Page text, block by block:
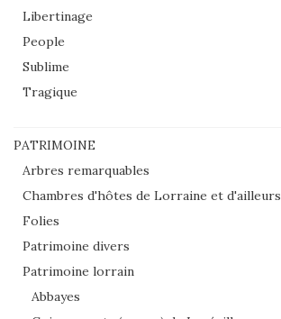
Libertinage
People
Sublime
Tragique
PATRIMOINE
Arbres remarquables
Chambres d'hôtes de Lorraine et d'ailleurs
Folies
Patrimoine divers
Patrimoine lorrain
Abbayes